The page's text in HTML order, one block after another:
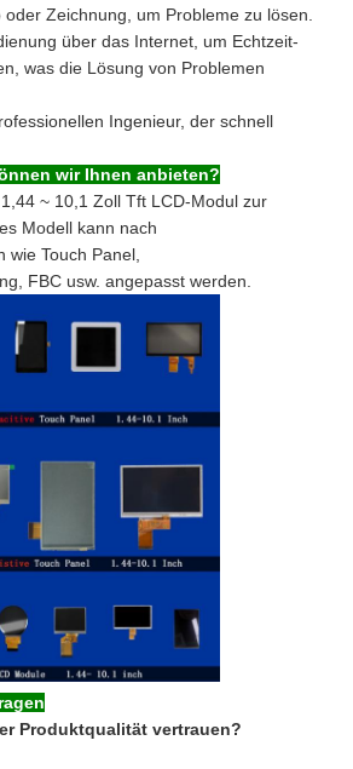
Zeichnung, um Probleme zu lösen.
über das Internet, um Echtzeit-
was die Lösung von Problemen
Ingenieur, der schnell
wir Ihnen anbieten?
~ 10,1 Zoll Tft LCD-Modul zur
Modell kann nach
wie Touch Panel,
FBC usw. angepasst werden.
Produktqualität vertrauen?